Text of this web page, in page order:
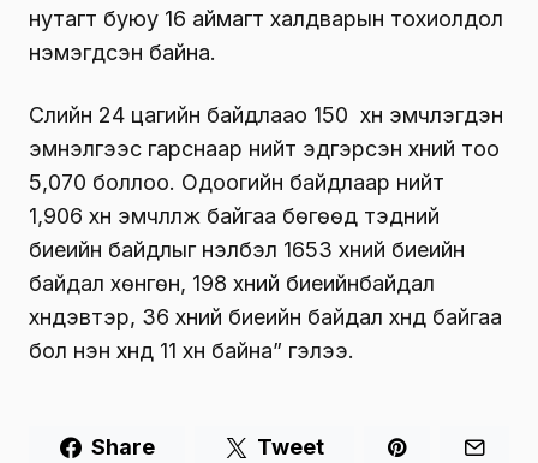
нутагт буюу 16 аймагт халдварын тохиолдол
нэмэгдсэн байна.
Сүүлийн 24 цагийн байдлаао 150 хүн эмчлэгдэн
эмнэлгээс гарснаар нийт эдгэрсэн хүний тоо
5,070 боллоо. Одоогийн байдлаар нийт
1,906 хүн эмчлүүлж байгаа бөгөөд тэдний
биеийн байдлыг үнэлбэл 1653 хүний биеийн
байдал хөнгөн, 198 хүний биеийнбайдал
хүндэвтэр, 36 хүний биеийн байдал хүнд байгаа
бол нэн хүнд 11 хүн байна” гэлээ.
Share Tweet